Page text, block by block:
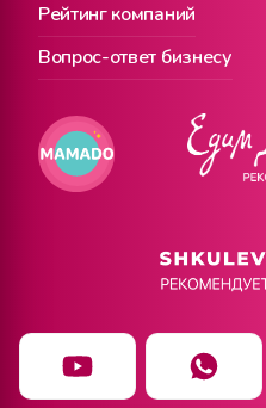
Рейтинг компаний
Вопрос-ответ бизнесу